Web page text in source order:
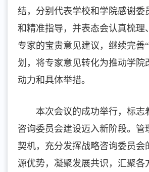
结，分别代表学校和学院感谢委
和精准指导，并表态会认真梳理
专家的宝贵意见建议，继续完善
划，将专家意见转化为推动学院
动力和具体举措。
本次会议的成功举行，标志
咨询委员会建设迈入新阶段。管
契机，充分发挥战略咨询委员会
源优势，凝聚发展共识，汇聚各